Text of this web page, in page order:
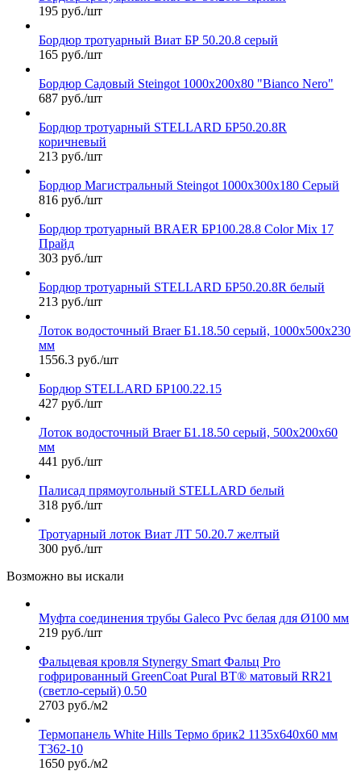
195 руб./шт
Бордюр тротуарный Виат БР 50.20.8 серый
165 руб./шт
Бордюр Садовый Steingot 1000х200х80 "Bianco Nero"
687 руб./шт
Бордюр тротуарный STELLARD БР50.20.8R
коричневый
213 руб./шт
Бордюр Магистральный Steingot 1000х300х180 Серый
816 руб./шт
Бордюр тротуарный BRAER БР100.28.8 Color Mix 17
Прайд
303 руб./шт
Бордюр тротуарный STELLARD БР50.20.8R белый
213 руб./шт
Лоток водосточный Braer Б1.18.50 серый, 1000х500х230
мм
1556.3 руб./шт
Бордюр STELLARD БР100.22.15
427 руб./шт
Лоток водосточный Braer Б1.18.50 серый, 500х200х60
мм
441 руб./шт
Палисад прямоугольный STELLARD белый
318 руб./шт
Тротуарный лоток Виат ЛТ 50.20.7 желтый
300 руб./шт
Возможно вы искали
Муфта соединения трубы Galeco Pvc белая для Ø100 мм
219 руб./шт
Фальцевая кровля Stynergy Smart Фальц Pro
гофрированный GreenCoat Pural BT® матовый RR21
(светло-серый) 0.50
2703 руб./м2
Термопанель White Hills Термо брик2 1135х640х60 мм
Т362-10
1650 руб./м2